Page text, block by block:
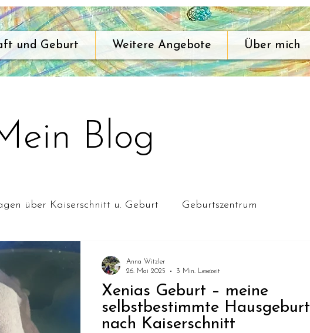
und Geburt Weitere Angebote Über mich
Blog
über Kaiserschnitt u. Geburt Geburtszentrum
Erfahrung
Xenias Geburt – meine
selbstbestimmte Hausgeburt
nach Kaiserschnitt
Anna Witzler
26. Mai 2025
3 Min. Lesezeit